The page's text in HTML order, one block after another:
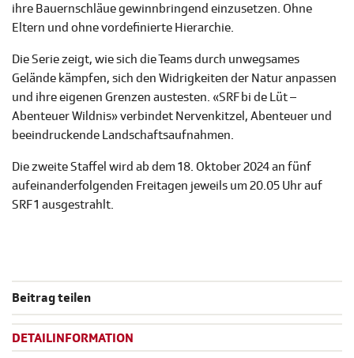
ihre Bauernschläue gewinnbringend einzusetzen. Ohne
Eltern und ohne vordefinierte Hierarchie.
Die Serie zeigt, wie sich die Teams durch unwegsames
Gelände kämpfen, sich den Widrigkeiten der Natur anpassen
und ihre eigenen Grenzen austesten. «SRF bi de Lüt –
Abenteuer Wildnis» verbindet Nervenkitzel, Abenteuer und
beeindruckende Landschaftsaufnahmen.
Die zweite Staffel wird ab dem 18. Oktober 2024 an fünf
aufeinanderfolgenden Freitagen jeweils um 20.05 Uhr auf
SRF 1 ausgestrahlt.
Beitrag teilen
DETAILINFORMATION